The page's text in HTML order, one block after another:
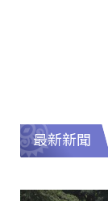
最新新聞